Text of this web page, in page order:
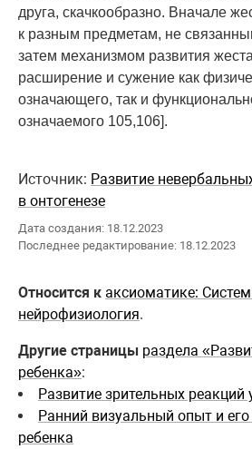
друга, скачкообразно. Вначале
к разным предметам, не
затем механизмом развития
расширение и сужение как
означающего, так и
означаемого 105,106].
Источник: Развитие
в онтогенезе
Дата создания: 18.12.2023
Последнее редактирование: 18.12.2023
Относится к аксиоматике:
нейрофизиология.
Другие страницы раздела
ребенка»:
Развитие зрительных реакций
Ранний визуальный опыт и
ребенка